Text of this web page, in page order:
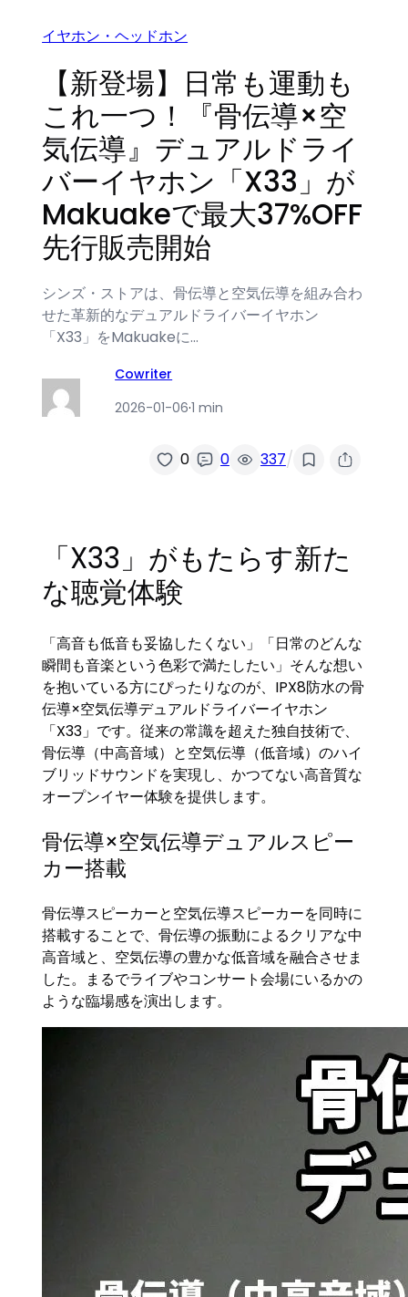
イヤホン・ヘッドホン
【新登場】日常も運動も
これ一つ！『骨伝導×空
気伝導』デュアルドライ
バーイヤホン「X33」が
Makuakeで最大37%OFF
先行販売開始
シンズ・ストアは、骨伝導と空気伝導を組み合わ
せた革新的なデュアルドライバーイヤホン
「X33」をMakuakeに…
Cowriter
2026-01-06·1 min
0 0 337/
「X33」がもたらす新た
な聴覚体験
「高音も低音も妥協したくない」「日常のどんな
瞬間も音楽という色彩で満たしたい」そんな想い
を抱いている方にぴったりなのが、IPX8防水の骨
伝導×空気伝導デュアルドライバーイヤホン
「X33」です。従来の常識を超えた独自技術で、
骨伝導（中高音域）と空気伝導（低音域）のハイ
ブリッドサウンドを実現し、かつてない高音質な
オープンイヤー体験を提供します。
骨伝導×空気伝導デュアルスピー
カー搭載
骨伝導スピーカーと空気伝導スピーカーを同時に
搭載することで、骨伝導の振動によるクリアな中
高音域と、空気伝導の豊かな低音域を融合させま
した。まるでライブやコンサート会場にいるかの
ような臨場感を演出します。